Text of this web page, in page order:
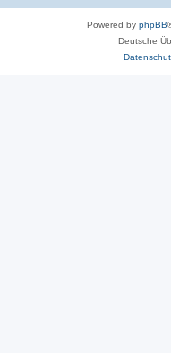
Powered by phpBB
Deutsche